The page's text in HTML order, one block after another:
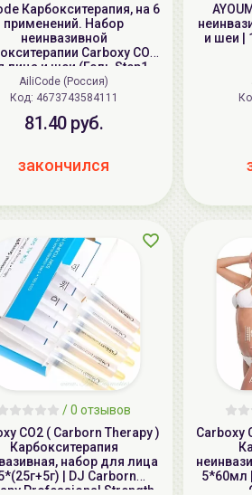
Карбокситерапия, на 6
применений. Набор
неинвазивной
Carboxy CO2
лица и шеи (Гель Step1
Маска Step2 6шт)
AiliCode (Россия)
Код: 4673743584111
81.40 руб.
закончился
и шеи |
/ 0 отзывов
CO2 ( Carborn Therapy )
Карбокситерапия
набор для лица
5*(25г+5г) | DJ Carborn
Professional Strength
Carboxy
5*60мл